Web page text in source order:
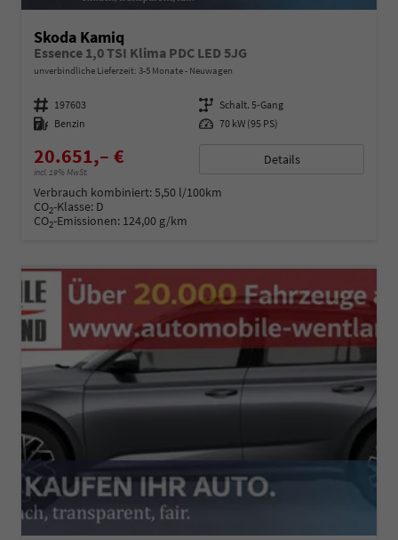
Skoda Kamiq
Essence 1,0 TSI Klima PDC LED 5JG
unverbindliche Lieferzeit: 3-5 Monate Neuwagen
Fahrzeugnummer 197603 Getriebe Schalt. 5-Gang
Kraftstoff Benzin Leistung 70 kW (95 PS)
20.651,– €
incl. 19% MwSt.
Details
Verbrauch kombiniert:5,50 l/100km
CO2-Klasse: D
CO2-Emissionen: 124,00 g/km